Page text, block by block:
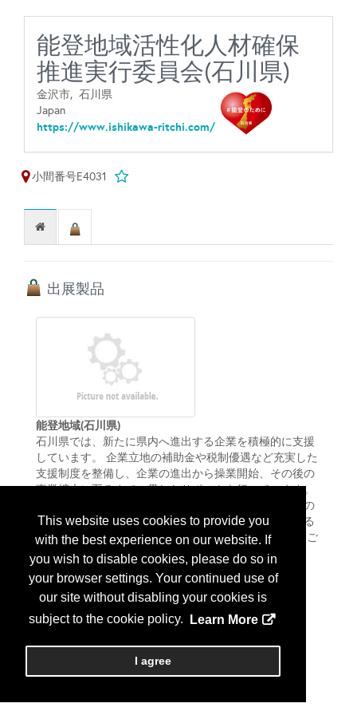
This website uses cookies to provide you
with the best experience on our website. If
you wish to disable cookies, please do so in
your browser settings. Your continued use of
our site without disabling your cookies is
subject to the cookie policy.
Learn More
I agree
能登地域活性化人材確保
推進実行委員会(石川県)
金沢市, 石川県
Japan
https://www.ishikawa-ritchi.com/
小間番号E4031
出展製品
能登地域(石川県)
石川県では、新たに県内へ進出する企業を積極的に支援
しています。 企業立地の補助金や税制優遇など充実した
支援制度を整備し、企業の進出から操業開始、その後の
事業拡大に至るまで一貫したサポートを行っています。
立地環境では、北陸新幹線や港湾、空港など国内外への
優れたアクセス環境を有し、高等教育機関の集積による
多様な人材の集積が魅力です。 石川県への進出をぜひご
検討ください。...More Info